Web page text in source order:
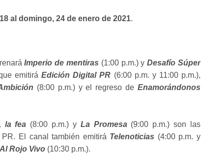
al domingo, 24 de enero de 2021.
Imperio de mentiras (1:00 p.m.) yDesafío Súper
emitiráEdición Digital PR (6:00 p.m. y 11:00 p.m.),
(8:00 p.m.) y el regreso deEnamorándonos
la fea (8:00 p.m.) y La Promesa(9:00 p.m.) son las
El canal también emitirá Telenoticias (4:00 p.m. y
Al Rojo Vivo (10:30 p.m.).